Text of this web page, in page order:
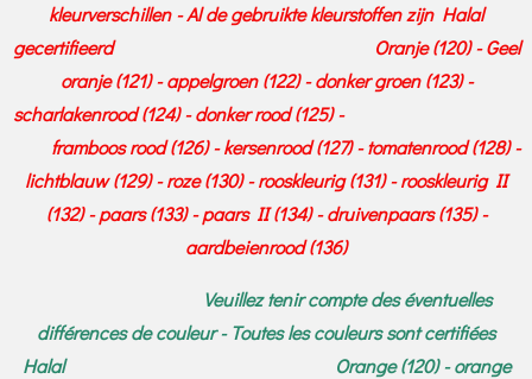
kleurverschillen - Al de gebruikte kleurstoffen zijn Halal
gecertifieerd Oranje (120) - Geel
oranje (121) - appelgroen (122) - donker groen (123) -
scharlakenrood (124) - donker rood (125) -
framboos rood (126) - kersenrood (127) - tomatenrood (128) -
lichtblauw (129) - roze (130) - rooskleurig (131) - rooskleurig II
(132) - paars (133) - paars II (134) - druivenpaars (135) -
aardbeienrood (136)
Veuillez tenir compte des éventuelles
différences de couleur - Toutes les couleurs sont certifiées
Halal Orange (120) - orange